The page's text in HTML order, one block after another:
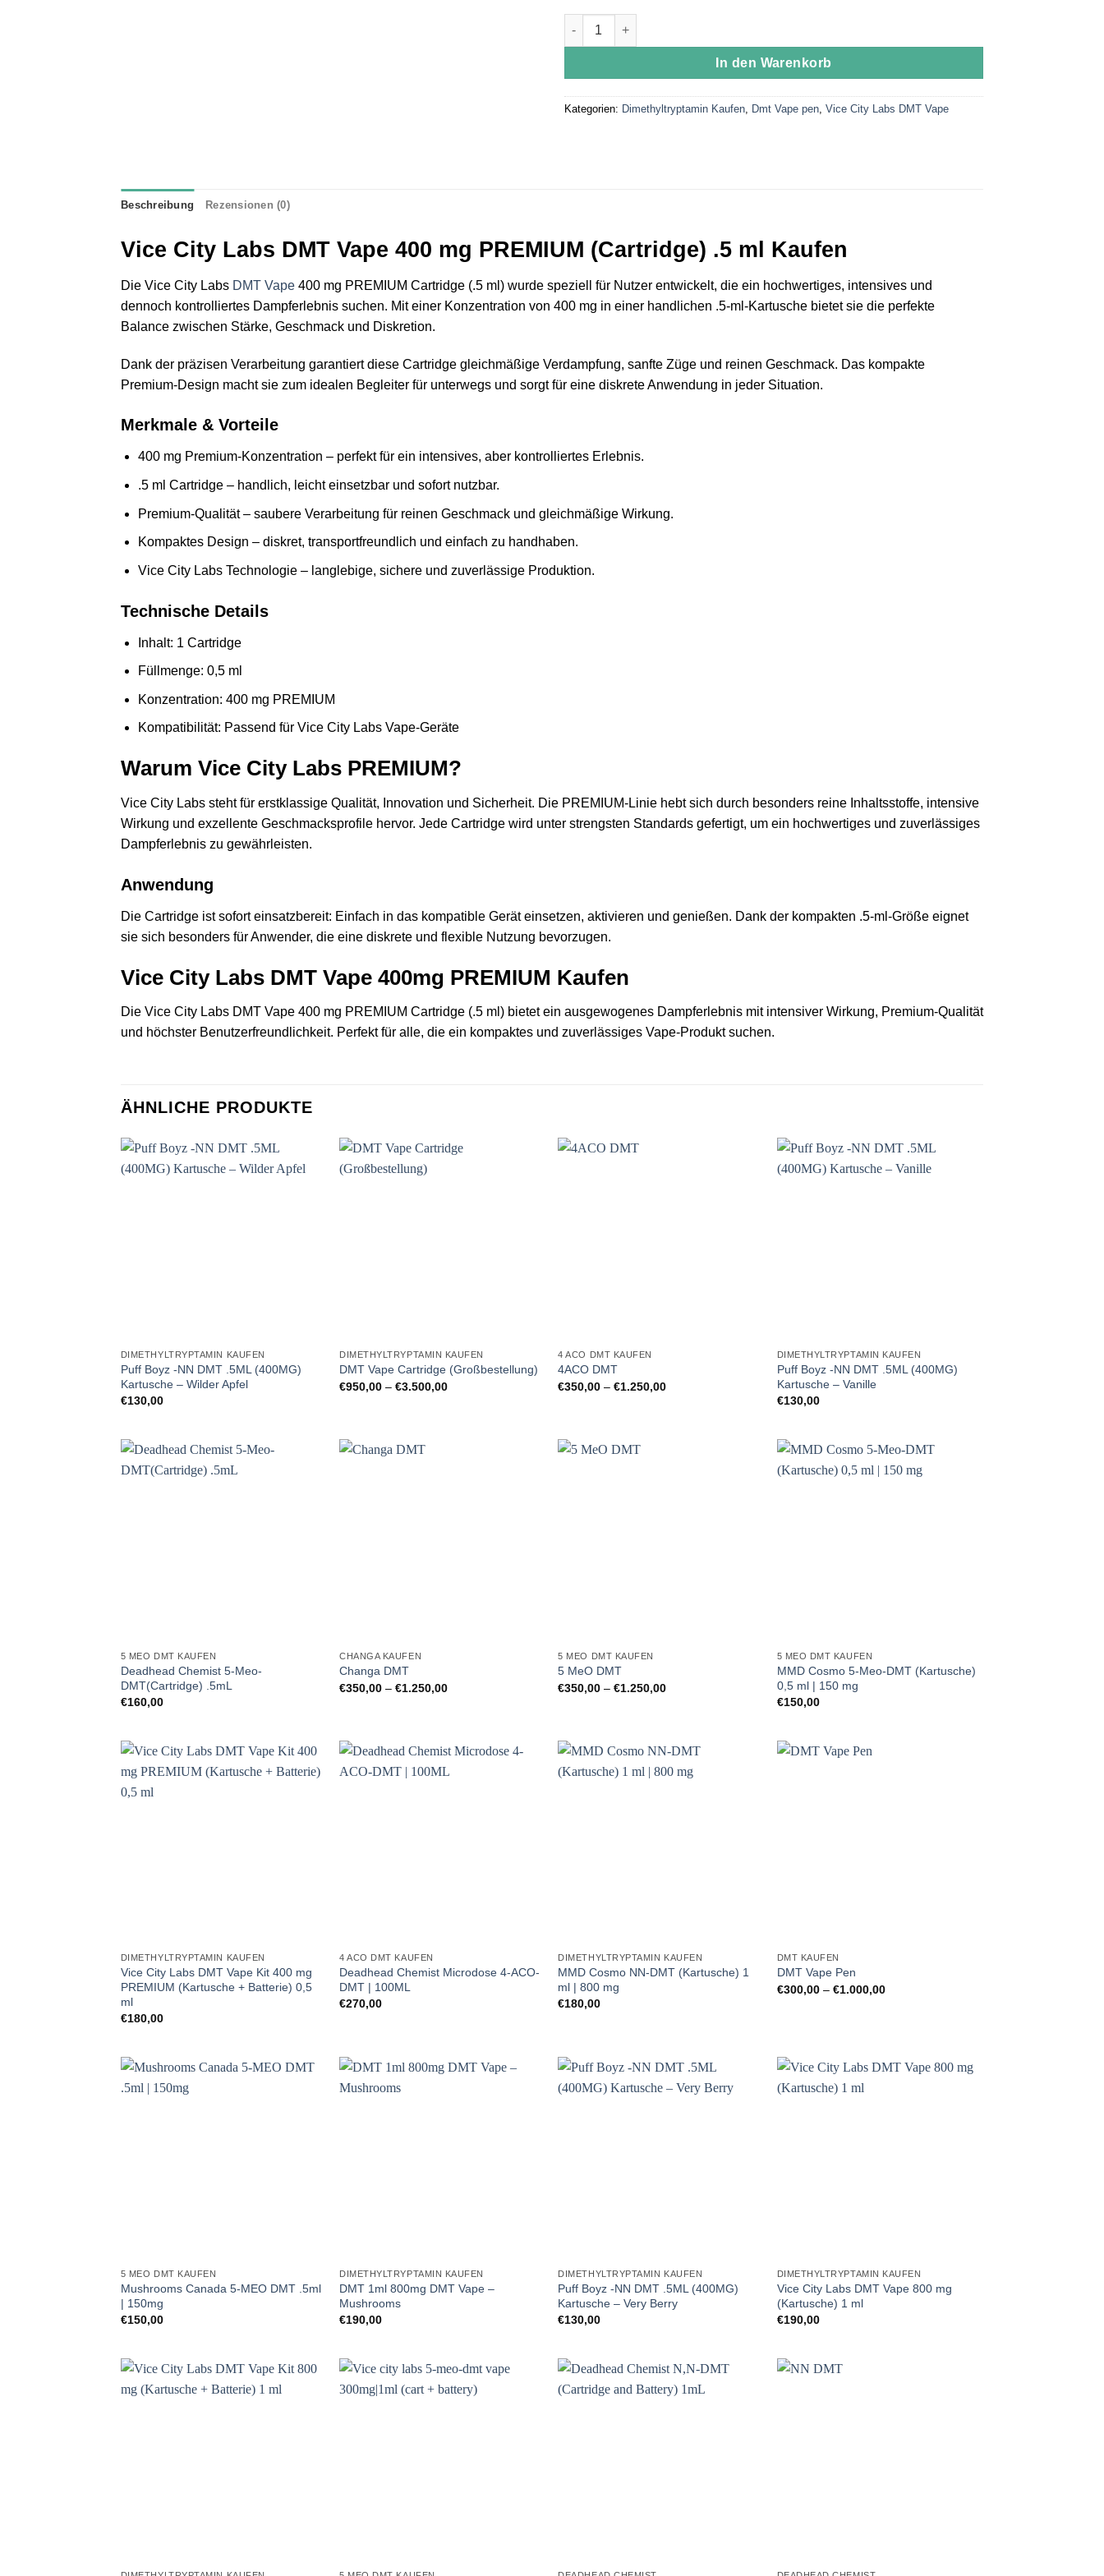
Vice City Labs DMT Vape 400mg PREMIUM (Cartridge) .5ml Menge
In den Warenkorb
Kategorien: Dimethyltryptamin Kaufen Dmt Vape pen Vice City Labs DMT Vape
Beschreibung Rezensionen (0)
Vice City Labs DMT Vape 400 mg PREMIUM (Cartridge) .5 ml Kaufen
Die Vice City Labs DMT Vape 400 mg PREMIUM Cartridge (.5 ml) wurde speziell für Nutzer entwickelt, die ein hochwertiges, intensives und
dennoch kontrolliertes Dampferlebnis suchen. Mit einer Konzentration von 400 mg in einer handlichen .5-ml-Kartusche bietet sie die perfekte
Balance zwischen Stärke, Geschmack und Diskretion.
Dank der präzisen Verarbeitung garantiert diese Cartridge gleichmäßige Verdampfung, sanfte Züge und reinen Geschmack. Das kompakte
Premium-Design macht sie zum idealen Begleiter für unterwegs und sorgt für eine diskrete Anwendung in jeder Situation.
Merkmale & Vorteile
400 mg Premium-Konzentration – perfekt für ein intensives, aber kontrolliertes Erlebnis.
.5 ml Cartridge – handlich, leicht einsetzbar und sofort nutzbar.
Premium-Qualität – saubere Verarbeitung für reinen Geschmack und gleichmäßige Wirkung.
Kompaktes Design – diskret, transportfreundlich und einfach zu handhaben.
Vice City Labs Technologie – langlebige, sichere und zuverlässige Produktion.
Technische Details
Inhalt: 1 Cartridge
Füllmenge: 0,5 ml
Konzentration: 400 mg PREMIUM
Kompatibilität: Passend für Vice City Labs Vape-Geräte
Warum Vice City Labs PREMIUM?
Vice City Labs steht für erstklassige Qualität, Innovation und Sicherheit. Die PREMIUM-Linie hebt sich durch besonders reine Inhaltsstoffe, intensive
Wirkung und exzellente Geschmacksprofile hervor. Jede Cartridge wird unter strengsten Standards gefertigt, um ein hochwertiges und zuverlässiges
Dampferlebnis zu gewährleisten.
Anwendung
Die Cartridge ist sofort einsatzbereit: Einfach in das kompatible Gerät einsetzen, aktivieren und genießen. Dank der kompakten .5-ml-Größe eignet
sie sich besonders für Anwender, die eine diskrete und flexible Nutzung bevorzugen.
Vice City Labs DMT Vape 400mg PREMIUM Kaufen
Die Vice City Labs DMT Vape 400 mg PREMIUM Cartridge (.5 ml) bietet ein ausgewogenes Dampferlebnis mit intensiver Wirkung, Premium-Qualität
und höchster Benutzerfreundlichkeit. Perfekt für alle, die ein kompaktes und zuverlässiges Vape-Produkt suchen.
ÄHNLICHE PRODUKTE
DIMETHYLTRYPTAMIN KAUFEN
Puff Boyz -NN DMT .5ML (400MG)
Kartusche – Wilder Apfel
€130,00
DIMETHYLTRYPTAMIN KAUFEN
DMT Vape Cartridge (Großbestellung)
€950,00 –€3.500,00Preisspanne:
4 ACO DMT KAUFEN
4ACO DMT
€350,00 –€1.250,00Preisspanne:
DIMETHYLTRYPTAMIN KAUFEN
Puff Boyz -NN DMT .5ML (400MG)
Kartusche – Vanille
€130,00
5 MEO DMT KAUFEN
Deadhead Chemist 5-Meo-
DMT(Cartridge) .5mL
€160,00
CHANGA KAUFEN
Changa DMT
€350,00 –€1.250,00Preisspanne:
5 MEO DMT KAUFEN
5 MeO DMT
€350,00 –€1.250,00Preisspanne:
5 MEO DMT KAUFEN
MMD Cosmo 5-Meo-DMT (Kartusche)
0,5 ml | 150 mg
€150,00
DIMETHYLTRYPTAMIN KAUFEN
Vice City Labs DMT Vape Kit 400 mg
PREMIUM (Kartusche + Batterie) 0,5
ml
€180,00
4 ACO DMT KAUFEN
Deadhead Chemist Microdose 4-ACO-
DMT | 100ML
€270,00
DIMETHYLTRYPTAMIN KAUFEN
MMD Cosmo NN-DMT (Kartusche) 1
ml | 800 mg
€180,00
DMT KAUFEN
DMT Vape Pen
€300,00 – €1.000,00Preisspanne:
5 MEO DMT KAUFEN
Mushrooms Canada 5-MEO DMT .5ml
| 150mg
€150,00
DIMETHYLTRYPTAMIN KAUFEN
DMT 1ml 800mg DMT Vape –
Mushrooms
€190,00
DIMETHYLTRYPTAMIN KAUFEN
Puff Boyz -NN DMT .5ML (400MG)
Kartusche – Very Berry
€130,00
DIMETHYLTRYPTAMIN KAUFEN
Vice City Labs DMT Vape 800 mg
(Kartusche) 1 ml
€190,00